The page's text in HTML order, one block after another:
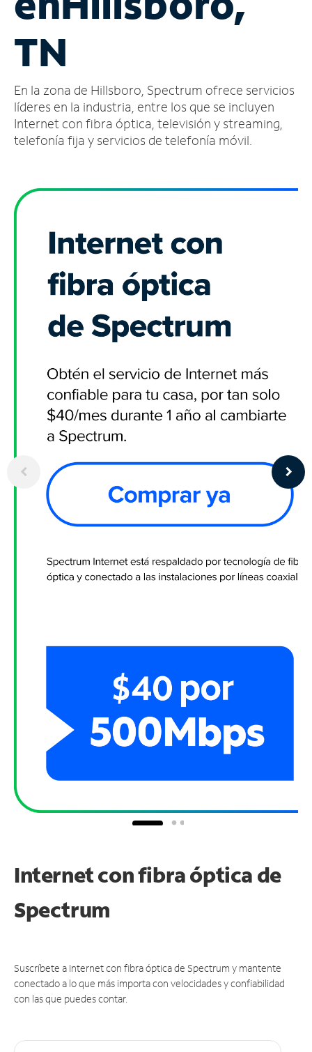
cuenta
Encuentra
tienda
TN
En la zona de Hillsboro, Spectrum ofrece servicios
líderes en la industria, entre los que se incluyen
Internet con fibra óptica, televisión y streaming,
telefonía fija y servicios de telefonía móvil.
Internet con fibra óptica de
Spectrum
Suscríbete a Internet con fibra óptica de Spectrum y mantente
conectado a lo que más importa con velocidades y confiabilidad
con las que puedes contar.